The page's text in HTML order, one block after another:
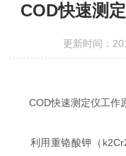
COD快速测
更新时间：
COD快速测定仪工作
利用重铬酸钾（